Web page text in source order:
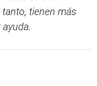
tienen más